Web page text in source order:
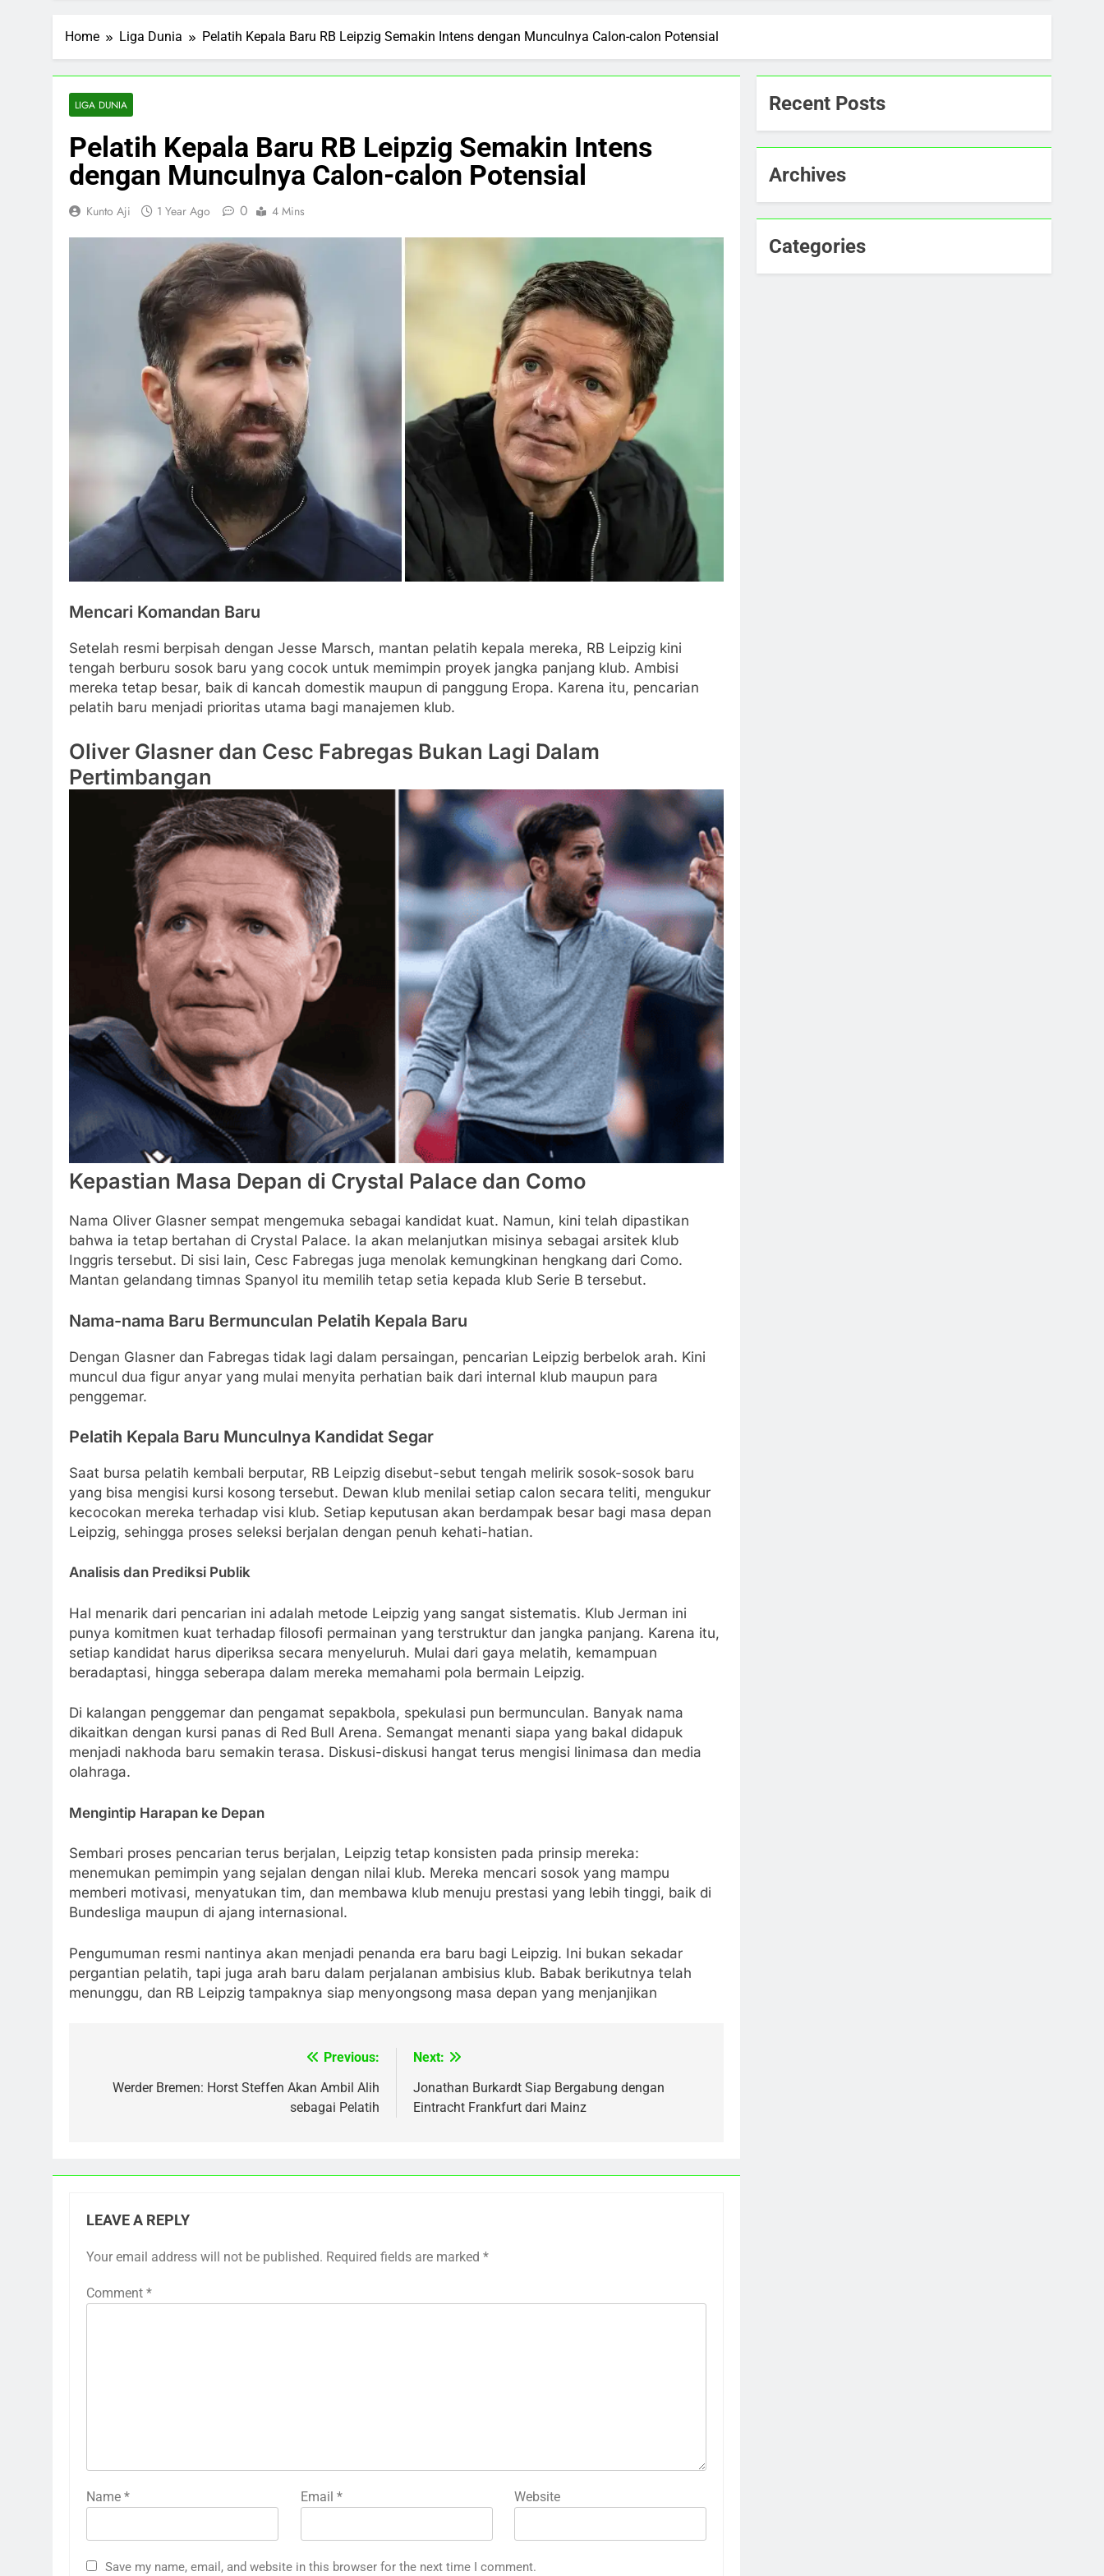
Home Liga Dunia Pelatih Kepala Baru RB Leipzig Semakin Intens dengan Munculnya Calon-calon Potensial
LIGA DUNIA
Pelatih Kepala Baru RB Leipzig Semakin Intens
dengan Munculnya Calon-calon Potensial
Kunto Aji 1 Year Ago 0 4 Mins
Mencari Komandan Baru
Setelah resmi berpisah dengan Jesse Marsch, mantan pelatih kepala mereka, RB Leipzig kini
tengah berburu sosok baru yang cocok untuk memimpin proyek jangka panjang klub. Ambisi
mereka tetap besar, baik di kancah domestik maupun di panggung Eropa. Karena itu, pencarian
pelatih baru menjadi prioritas utama bagi manajemen klub.
Oliver Glasner dan Cesc Fabregas Bukan Lagi Dalam
Pertimbangan
Kepastian Masa Depan di Crystal Palace dan Como
Nama Oliver Glasner sempat mengemuka sebagai kandidat kuat. Namun, kini telah dipastikan
bahwa ia tetap bertahan di Crystal Palace. Ia akan melanjutkan misinya sebagai arsitek klub
Inggris tersebut. Di sisi lain, Cesc Fabregas juga menolak kemungkinan hengkang dari Como.
Mantan gelandang timnas Spanyol itu memilih tetap setia kepada klub Serie B tersebut.
Nama-nama Baru Bermunculan Pelatih Kepala Baru
Dengan Glasner dan Fabregas tidak lagi dalam persaingan, pencarian Leipzig berbelok arah. Kini
muncul dua figur anyar yang mulai menyita perhatian baik dari internal klub maupun para
penggemar.
Pelatih Kepala Baru Munculnya Kandidat Segar
Saat bursa pelatih kembali berputar, RB Leipzig disebut-sebut tengah melirik sosok-sosok baru
yang bisa mengisi kursi kosong tersebut. Dewan klub menilai setiap calon secara teliti, mengukur
kecocokan mereka terhadap visi klub. Setiap keputusan akan berdampak besar bagi masa depan
Leipzig, sehingga proses seleksi berjalan dengan penuh kehati-hatian.
Analisis dan Prediksi Publik
Hal menarik dari pencarian ini adalah metode Leipzig yang sangat sistematis. Klub Jerman ini
punya komitmen kuat terhadap filosofi permainan yang terstruktur dan jangka panjang. Karena itu,
setiap kandidat harus diperiksa secara menyeluruh. Mulai dari gaya melatih, kemampuan
beradaptasi, hingga seberapa dalam mereka memahami pola bermain Leipzig.
Di kalangan penggemar dan pengamat sepakbola, spekulasi pun bermunculan. Banyak nama
dikaitkan dengan kursi panas di Red Bull Arena. Semangat menanti siapa yang bakal didapuk
menjadi nakhoda baru semakin terasa. Diskusi-diskusi hangat terus mengisi linimasa dan media
olahraga.
Mengintip Harapan ke Depan
Sembari proses pencarian terus berjalan, Leipzig tetap konsisten pada prinsip mereka:
menemukan pemimpin yang sejalan dengan nilai klub. Mereka mencari sosok yang mampu
memberi motivasi, menyatukan tim, dan membawa klub menuju prestasi yang lebih tinggi, baik di
Bundesliga maupun di ajang internasional.
Pengumuman resmi nantinya akan menjadi penanda era baru bagi Leipzig. Ini bukan sekadar
pergantian pelatih, tapi juga arah baru dalam perjalanan ambisius klub. Babak berikutnya telah
menunggu, dan RB Leipzig tampaknya siap menyongsong masa depan yang menjanjikan
navigation
Previous:
Werder Bremen: Horst Steffen Akan Ambil Alih
sebagai Pelatih
Next:
Jonathan Burkardt Siap Bergabung dengan
Eintracht Frankfurt dari Mainz
LEAVE A REPLY
Your email address will not be published. Required fields are marked *
Comment *
Name * Email * Website
Save my name, email, and website in this browser for the next time I comment.
Recent Posts
Archives
Categories